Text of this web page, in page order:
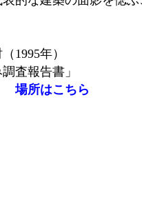
1995年）
査報告書」
場所はこちら